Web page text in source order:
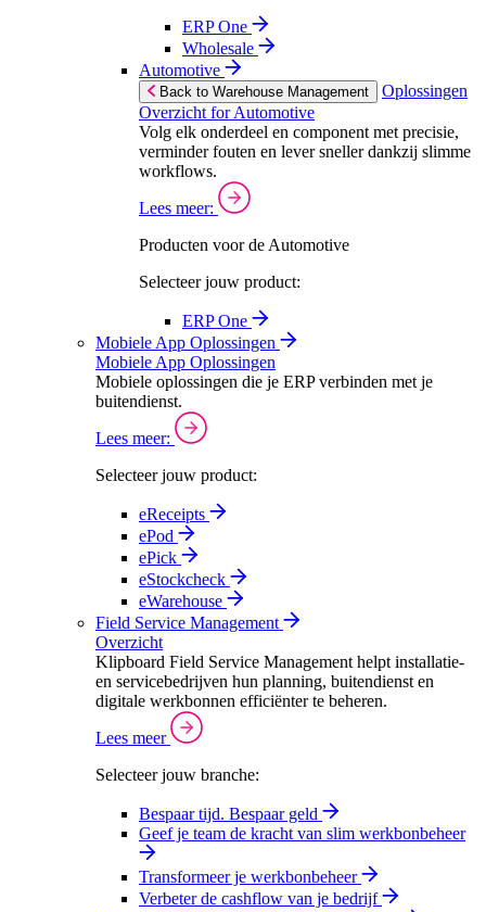
ERP One
Wholesale
Automotive
Back to Warehouse Management
Oplossingen
Overzicht for Automotive
Volg elk onderdeel en component met precisie,
verminder fouten en lever sneller dankzij slimme
workflows.
Lees meer:
Producten voor de Automotive
Selecteer jouw product:
ERP One
Mobiele App Oplossingen
Mobiele App Oplossingen
Mobiele oplossingen die je ERP verbinden met je
buitendienst.
Lees meer:
Selecteer jouw product:
eReceipts
ePod
ePick
eStockcheck
eWarehouse
Field Service Management
Overzicht
Klipboard Field Service Management helpt installatie-
en servicebedrijven hun planning, buitendienst en
digitale werkbonnen efficiënter te beheren.
Lees meer
Selecteer jouw branche:
Bespaar tijd. Bespaar geld
Geef je team de kracht van slim werkbonbeheer
Transformeer je werkbonbeheer
Verbeter de cashflow van je bedrijf